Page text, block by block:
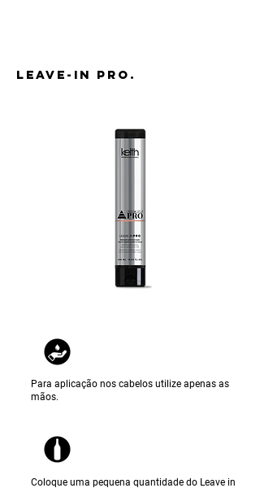
LEAVE-IN PRO.
Para aplicação nos cabelos utilize apenas as
mãos.
Coloque uma pequena quantidade do Leave in